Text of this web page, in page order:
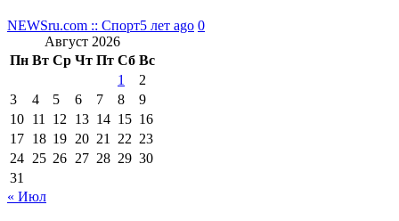
NEWSru.com :: Спорт5 лет ago 0
Август 2026
Пн Вт Ср Чт Пт Сб Вс
1
2
3
4 5 6 7 8
9
10 11 12 13 14 15 16
17 18 19 20 21 22 23
24 25 26 27 28 29 30
31
« Июл